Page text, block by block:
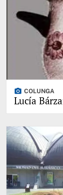
photo_camera COLUNGA
Lucía